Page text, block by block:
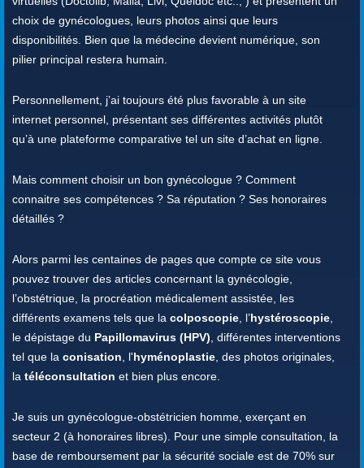
choix de gynécologues, leurs photos ainsi que leurs
disponibilités. Bien que la médecine devient numérique, son
pilier principal restera humain.
Personnellement, j’ai toujours été plus favorable à un site
internet personnel, présentant ses différentes activités plutôt
qu’à une plateforme comparative tel un site d’achat en ligne.
Mais comment choisir un bon gynécologue ? Comment
connaitre ses compétences ? Sa réputation ? Ses honoraires
détaillés ?
Alors parmi les centaines de pages que compte ce site vous
pouvez trouver des articles concernant la gynécologie,
l’obstétrique, la procréation médicalement assistée, les
différents examens tels que la colposcopie, l’hystéroscopie,
le dépistage du Papillomavirus (HPV), différentes interventions
tel que la conisation, l'hyménoplastie, des photos originales,
la téléconsultation et bien plus encore.
Je suis un gynécologue-obstétricien homme, exerçant en
secteur 2 (à honoraires libres). Pour une simple consultation, la
base de remboursement par la sécurité sociale est de 70% sur